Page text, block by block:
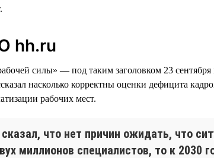
hh.ru
силы» — под таким заголовком 23
насколько корректны оценки дефицита
рабочих мест.
что нет причин ожидать, что
миллионов специалистов, то к 2030